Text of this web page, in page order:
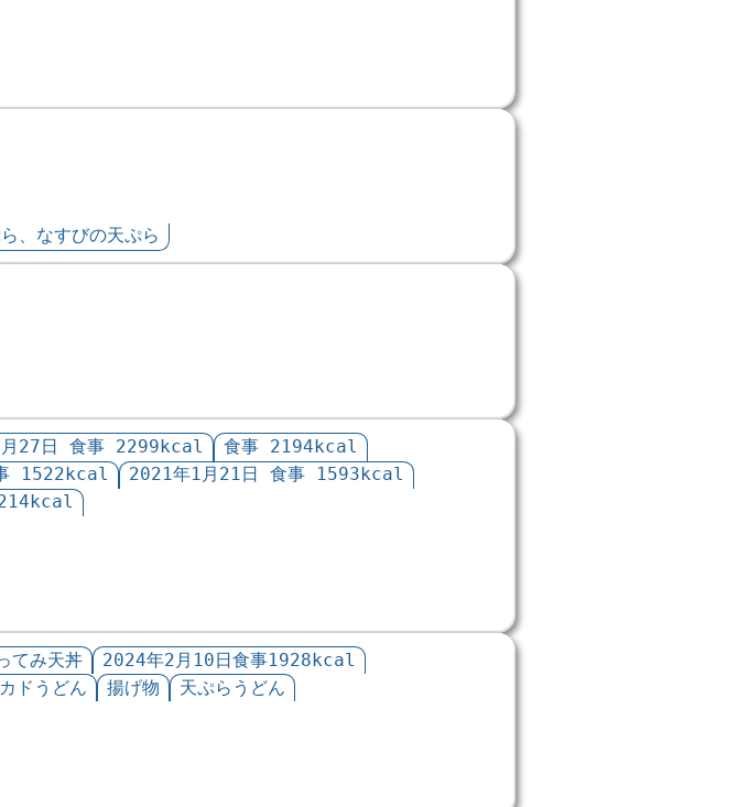
、なすびの天ぷら
月27日 食事 2299kcal
食事 2194kcal
1522kcal
2021年1月21日 食事 1593kcal
てみ天丼
2024年2月10日食事1928kcal
ドうどん
揚げ物 天ぷらうどん